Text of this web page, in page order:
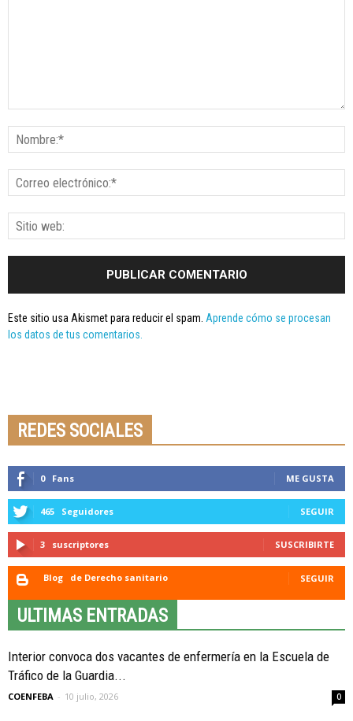
Este sitio usa Akismet para reducir el spam. Aprende cómo se procesan
los datos de tus comentarios.
REDES SOCIALES
0 Fans ME GUSTA
465 Seguidores SEGUIR
3 suscriptores SUSCRIBIRTE
Blog de Derecho sanitario SEGUIR
ULTIMAS ENTRADAS
Interior convoca dos vacantes de enfermería en la Escuela de
Tráfico de la Guardia...
COENFEBA - 10 julio, 2026 0